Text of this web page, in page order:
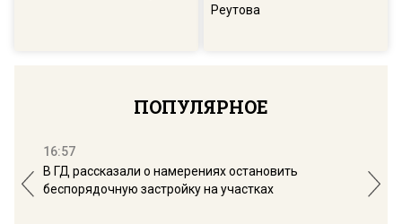
Реутова
ПОПУЛЯРНОЕ
16:57
В ГД рассказали о намерениях остановить
беспорядочную застройку на участках